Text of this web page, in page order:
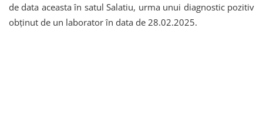
de data aceasta în satul Salatiu, urma unui diagnostic pozitiv
obținut de un laborator în data de 28.02.2025.